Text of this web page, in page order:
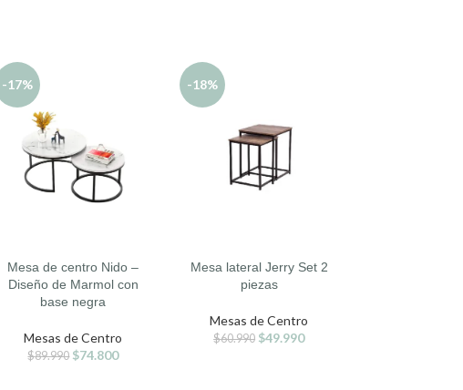
-17%
AÑADIR AL CARRITO
Mesa de centro Nido –
Diseño de Marmol con
base negra
Mesas de Centro
$89.990 $74.800
-18%
AÑADIR AL CARRITO
Mesa lateral Jerry Set 2
piezas
Mesas de Centro
$60.990 $49.990